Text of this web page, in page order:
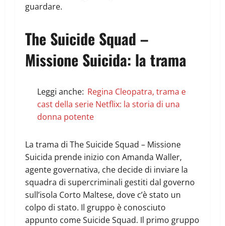
guardare.
The Suicide Squad –
Missione Suicida: la trama
Leggi anche: Regina Cleopatra, trama e
cast della serie Netflix: la storia di una
donna potente
La trama di The Suicide Squad – Missione
Suicida prende inizio con Amanda Waller,
agente governativa, che decide di inviare la
squadra di supercriminali gestiti dal governo
sull’isola Corto Maltese, dove c’è stato un
colpo di stato. Il gruppo è conosciuto
appunto come Suicide Squad. Il primo gruppo